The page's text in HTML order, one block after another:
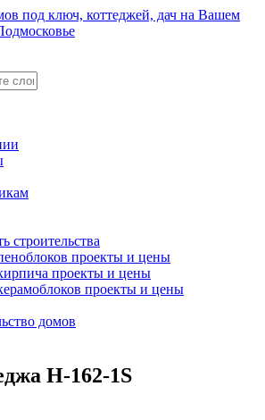
строительства
проекты и цены
проекты и цены
проекты и цены
домов
H-162-1S